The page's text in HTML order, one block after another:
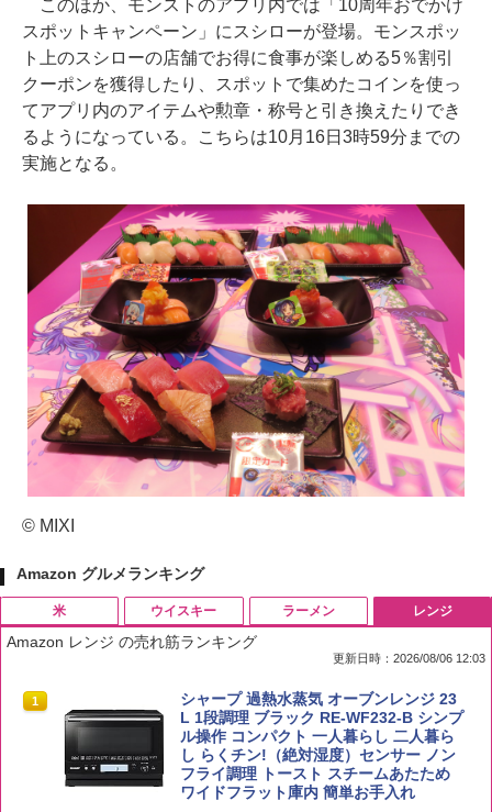
このほか、モンストのアプリ内では「10周年おでかけ
スポットキャンペーン」にスシローが登場。モンスポッ
ト上のスシローの店舗でお得に食事が楽しめる5％割引
クーポンを獲得したり、スポットで集めたコインを使っ
てアプリ内のアイテムや勲章・称号と引き換えたりでき
るようになっている。こちらは10月16日3時59分までの
実施となる。
© MIXI
Amazon グルメランキング
米
1 by Amazon 国産ブレンド米 精米 5kg
￥2,650
ウイスキー
1
ブラックニッカ ニッカ Nikka ウィスキ
ー4000ml ブラックニッカクリア ウヰス
キー 【日本 アサヒ ウィスキー】 大容量
お得 4リットル
￥3,940
ラーメン
1
チキンラーメン どんぶり 85g×12個 日清
食品 インスタント カップ麺
￥1,745
レンジ
Amazon レンジ の売れ筋ランキング
更新日時：2026/08/06 12:03
1
シャープ 過熱水蒸気 オーブンレンジ 23
L 1段調理 ブラック RE-WF232-B シンプ
ル操作 コンパクト 一人暮らし 二人暮ら
し らくチン!（絶対湿度）センサー ノン
フライ調理 トースト スチームあたため
ワイドフラット庫内 簡単お手入れ